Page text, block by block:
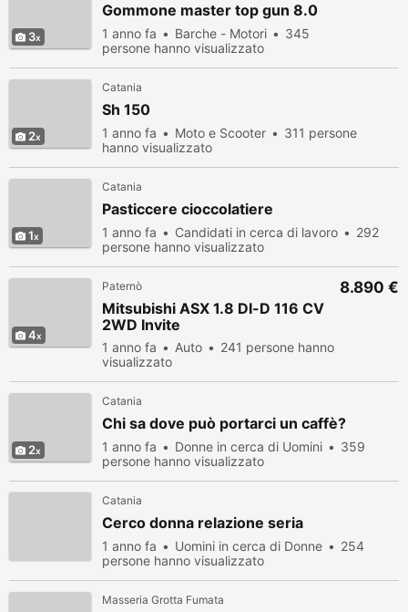
3
Gommone master top gun 8.0
1 anno fa Barche - Motori
345
persone hanno visualizzato
2
Catania
Sh 150
1 anno fa Moto e Scooter
311 persone
hanno visualizzato
1
Catania
Pasticcere cioccolatiere
1 anno fa Candidati in cerca di lavoro
292
persone hanno visualizzato
4
Paternò
Mitsubishi ASX 1.8 DI-D 116 CV
2WD Invite
1 anno fa Auto
241 persone hanno
visualizzato
8.890 €
2
Catania
Chi sa dove può portarci un caffè?
1 anno fa Donne in cerca di Uomini
359
persone hanno visualizzato
Catania
Cerco donna relazione seria
1 anno fa Uomini in cerca di Donne
254
persone hanno visualizzato
Masseria Grotta Fumata